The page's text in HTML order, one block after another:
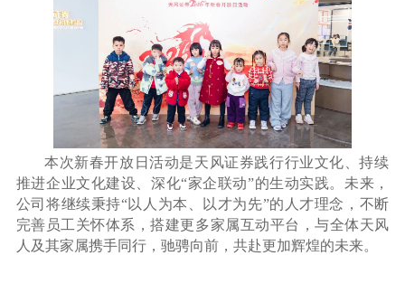
本次新春开放日活动是天风证券践行行业文化、持续
推进企业文化建设、深化“家企联动”的生动实践。未来，
公司将继续秉持“以人为本、以才为先”的人才理念，不断
完善员工关怀体系，搭建更多家属互动平台，与全体天风
人及其家属携手同行，驰骋向前，共赴更加辉煌的未来。